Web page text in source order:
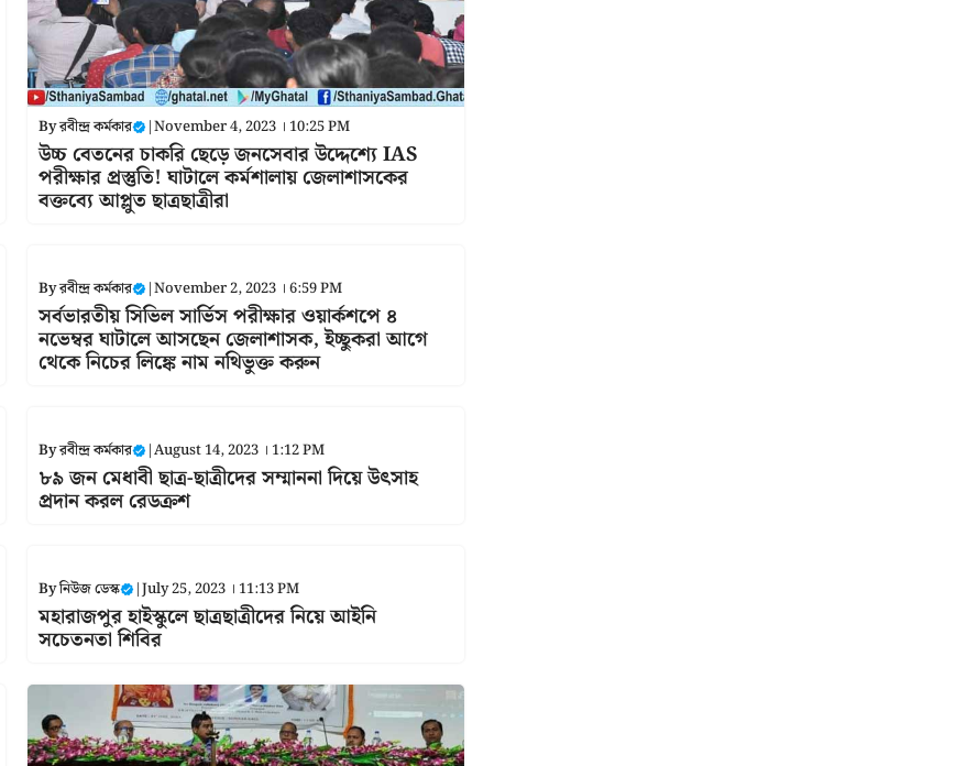
Byরবীন্দ্র কর্মকার |November 4, 2023 । 10:25 PM
উচ্চ বেতনের চাকরি ছেড়ে জনসেবার উদ্দেশ্যে IAS
পরীক্ষার প্রস্তুতি! ঘাটালে কর্মশালায় জেলাশাসকের
বক্তব্যে আপ্লুত ছাত্রছাত্রীরা
Byরবীন্দ্র কর্মকার |November 2, 2023 । 6:59 PM
সর্বভারতীয় সিভিল সার্ভিস পরীক্ষার ওয়ার্কশপে ৪
নভেম্বর ঘাটালে আসছেন জেলাশাসক, ইচ্ছুকরা আগে
থেকে নিচের লিঙ্কে নাম নথিভুক্ত করুন
Byরবীন্দ্র কর্মকার |August 14, 2023 । 1:12 PM
৮৯ জন মেধাবী ছাত্র-ছাত্রীদের সম্মাননা দিয়ে উৎসাহ
প্রদান করল রেডক্রশ
Byনিউজ ডেস্ক |July 25, 2023 । 11:13 PM
মহারাজপুর হাইস্কুলে ছাত্রছাত্রীদের নিয়ে আইনি
সচেতনতা শিবির